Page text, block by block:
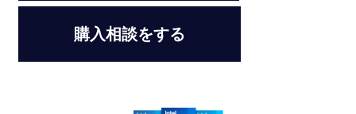
購入相談をする